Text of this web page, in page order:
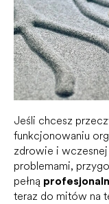
Jeśli chcesz
funkcjonowaniu
zdrowie i
problemami,
pełną
teraz do mitów na